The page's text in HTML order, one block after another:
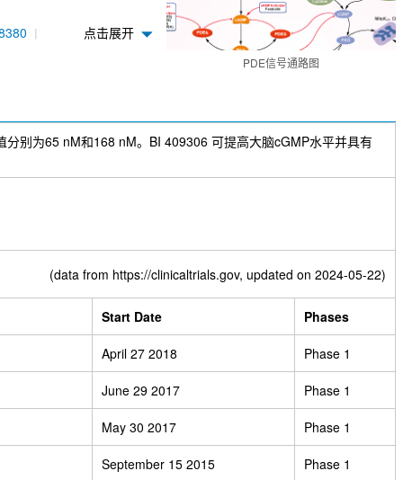
点击展开
PDE信号通路图
别为65 nM和168 nM。BI 409306 可提高大脑cGMP水平并具有
(data from https://clinicaltrials.gov, updated on 2024-05-22)
Start Date Phases
April 27 2018 Phase 1
June 29 2017 Phase 1
May 30 2017 Phase 1
September 15 2015 Phase 1